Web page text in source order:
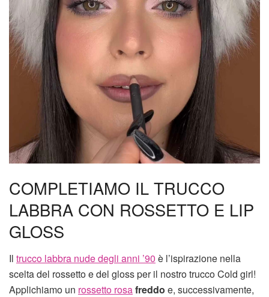
COMPLETIAMO IL TRUCCO
LABBRA CON ROSSETTO E LIP
GLOSS
Il trucco labbra nude degli anni ’90 è l’ispirazione nella
scelta del rossetto e del gloss per il nostro trucco Cold girl!
Applichiamo un rossetto rosafreddo e, successivamente,